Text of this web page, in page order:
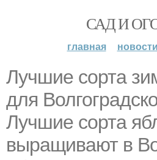
САД И
главная новости
Лучшие сорта
для
Лучшие сорта
выращивают в